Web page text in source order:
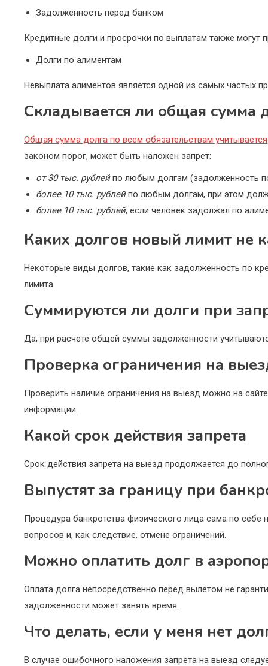
Задолженность перед банком
Кредитные долги и просрочки по выплатам также могут
Долги по алиментам
Невыплата алиментов является одной из самых частых
Складывается ли общая сумма
Общая сумма долга по всем обязательствам учитывается
законом порог, может быть наложен запрет:
от 30 тыс. рублейпо любым долгам (задолженность
более 10 тыс. рублейпо любым долгам, при этом
более 10 тыс. рублей, если человек задолжал по
Каких долгов новый лимит не
Некоторые виды долгов, такие как задолженность по
лимита.
Суммируются ли долги при
Да, при расчете общей суммы задолженности
Проверка ограничения на
Проверить наличие ограничения на выезд можно на
информации.
Какой срок действия запрета
Срок действия запрета на выезд продолжается до
Выпустят за границу при
Процедура банкротства физического лица сама по
вопросов и, как следствие, отмене ограничений.
Можно оплатить долг в
Оплата долга непосредственно перед вылетом не
задолженности может занять время.
Что делать, если у меня нет
В случае ошибочного наложения запрета на выезд